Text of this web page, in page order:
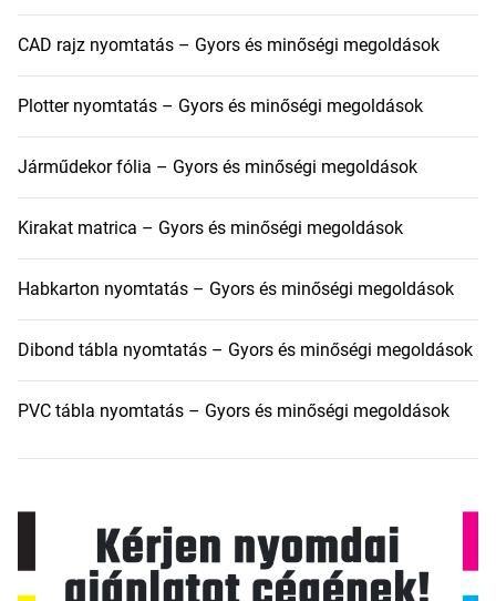
CAD rajz nyomtatás – Gyors és minőségi megoldások
Plotter nyomtatás – Gyors és minőségi megoldások
Járműdekor fólia – Gyors és minőségi megoldások
Kirakat matrica – Gyors és minőségi megoldások
Habkarton nyomtatás – Gyors és minőségi megoldások
Dibond tábla nyomtatás – Gyors és minőségi megoldások
PVC tábla nyomtatás – Gyors és minőségi megoldások